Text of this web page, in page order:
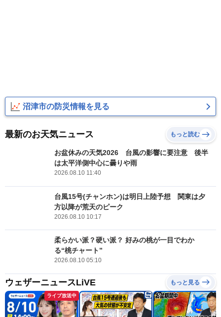
沼津市の防災情報を見る
最新のお天気ニュース もっと読む
お盆休みの天気2026 台風の影響に要注意 後半
は太平洋側中心に曇りや雨
2026.08.10 11:40
台風15号(チャンホン)は明日上陸予想 関東は夕
方以降が荒天のピーク
2026.08.10 10:17
柔らかい派？硬い派？ 好みの桃が一目でわか
る“桃チャート”
2026.08.10 05:10
ウェザーニュースLiVE もっと見る
ライブ放送中